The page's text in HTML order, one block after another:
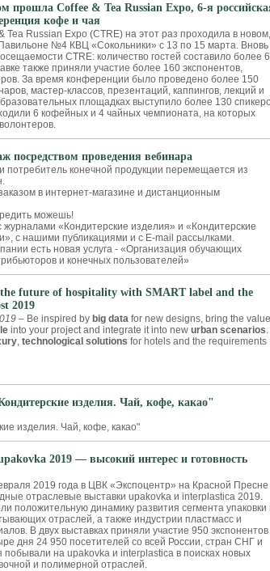
прошла Coffee & Tea Russian Expo, 6-я
кофе и чая
Russian Expo (CTRE) на этот раз проходила в новом,
№4 КВЦ «Сокольники» с 13 по 15 марта. Вновь
CTRE: количество гостей составило более 6
также приняли участие более 160 экспонентов,
За время конференции было проведено более 150
мастер-классов, презентаций, каппингов, лекций и
площадках выступило более 130
6 кофейных и 4 чайных чемпионата, на которых
посредством проведения вебинара
потребитель конечной продукции перемещается из
в интернет-магазине и дистанционным
можешь!
«Кондитерские изделия» и «Кондитерские
с нашими публикациями и с E-mail рассылками.
есть новая услуга - «Организация обучающих
и конечных пользователей»
the future of hospitality with SMART label and the
2019
– Be inspired by big data for new designs, bring the
into your project and integrate it into new urban scenarios.
, technological solutions for hotels and the requirements
изделия. Чай, кофе, какао"
изделия. Чай, кофе, какао"
2019 — высокий интерес и готовность
2019 года в ЦВК «Экспоцентр» на Красной Пресне
отраслевые выставки upakovka и interplastica 2019.
положительную динамику развития сегмента упаковки
отраслей, а также индустрии пластмасс и
В двух выставках приняли участие 950 экспонентов
дня 24 950 посетителей со всей России, стран СНГ и
побывали на upakovka и interplastica в поисках новых
и полимерной отраслей.